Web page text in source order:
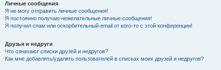
Личные сообщения
Я не могу отправить личные сообщения!
Я постоянно получаю нежелательные личные сообщения!
Я получил спам или оскорбительный email от кого-то с этой конференции!
Друзья и недруги
Что означают списки друзей и недругов?
Как мне добавлять/удалять пользователей в списках моих друзей и недругов?